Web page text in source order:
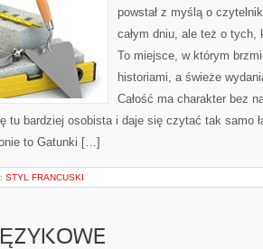
powstał z myślą o
całym dniu, ale też o
To miejsce, w którym
historiami, a świeże
Całość ma charakter bez
tu bardziej osobista i daje się czytać tak samo
to Gatunki […]
STYL FRANCUSKI